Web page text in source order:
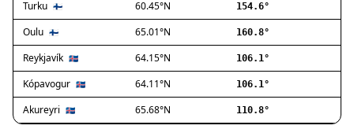
Herlev
Hvidovre
Høje-Taastrup
Ishøj
Jyllinge
Lillerød
Lyngby
Turku 🇫🇮 60.45°N 154.6°
Oulu 🇫🇮 65.01°N 160.8°
Reykjavík 🇮🇸 64.15°N 106.1°
Kópavogur 🇮🇸 64.11°N 106.1°
Akureyri 🇮🇸 65.68°N 110.8°